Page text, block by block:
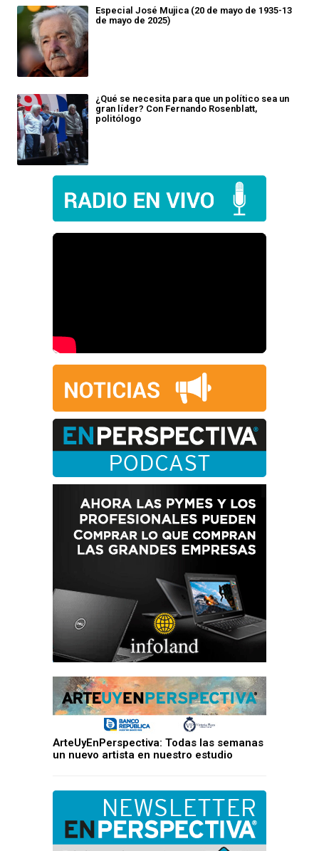
Especial José Mujica (20 de mayo de 1935-13
de mayo de 2025)
¿Qué se necesita para que un político sea un
gran líder? Con Fernando Rosenblatt,
politólogo
ArteUyEnPerspectiva: Todas las semanas
un nuevo artista en nuestro estudio